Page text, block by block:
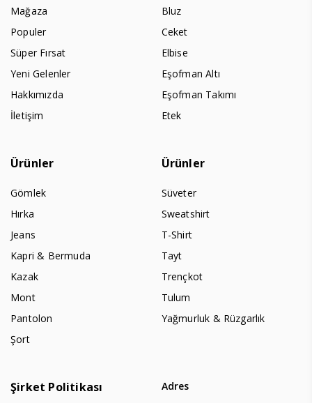
Mağaza
Populer
Süper Fırsat
Yeni Gelenler
Hakkımızda
İletişim
Bluz
Ceket
Elbise
Eşofman Altı
Eşofman Takımı
Etek
Ürünler
Gömlek
Hırka
Jeans
Kapri & Bermuda
Kazak
Mont
Pantolon
Şort
Ürünler
Süveter
Sweatshirt
T-Shirt
Tayt
Trençkot
Tulum
Yağmurluk & Rüzgarlık
Şirket Politikası
Adres